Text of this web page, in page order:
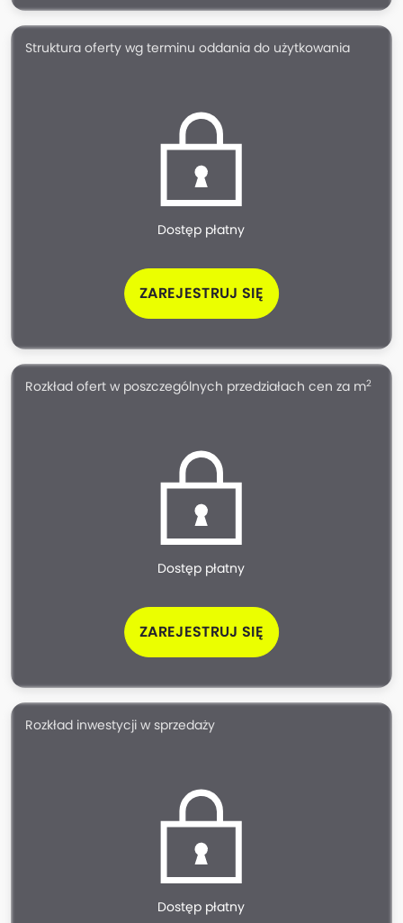
Struktura oferty wg terminu oddania do użytkowania
Dostęp płatny
ZAREJESTRUJ SIĘ
Rozkład ofert w poszczególnych przedziałach cen za m2
Dostęp płatny
ZAREJESTRUJ SIĘ
Rozkład inwestycji w sprzedaży
Dostęp płatny